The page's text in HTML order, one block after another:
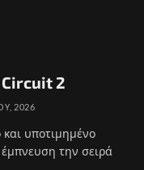
2
2026
υποτιμημένο
την σειρά